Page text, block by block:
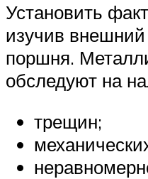
Установить
изучив
поршня.
обследуют на
трещин;